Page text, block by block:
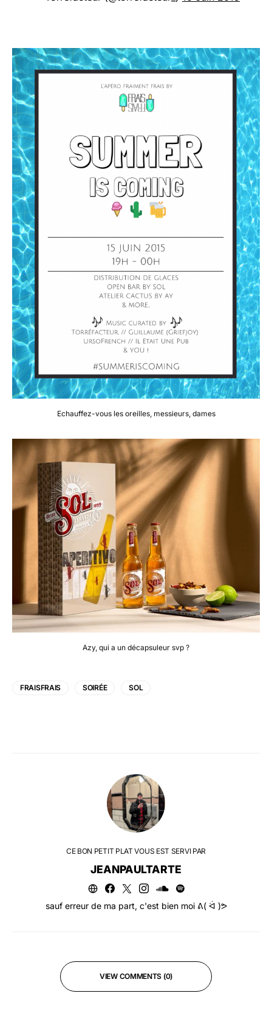
Echauffez-vous les oreilles, messieurs, dames
Azy, qui a un décapsuleur svp ?
FRAISFRAIS SOIRÉE SOL
CE BON PETIT PLAT VOUS EST SERVI PAR
JEANPAULTARTE
sauf erreur de ma part, c'est bien moi ᕕ( ᐛ )ᕗ
VIEW COMMENTS (0)